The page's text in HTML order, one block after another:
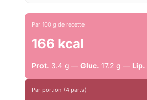
Par 100 g de recette
166 kcal
Prot. 3.4 g — Gluc. 17.2 g — Lip.
Par portion (4 parts)